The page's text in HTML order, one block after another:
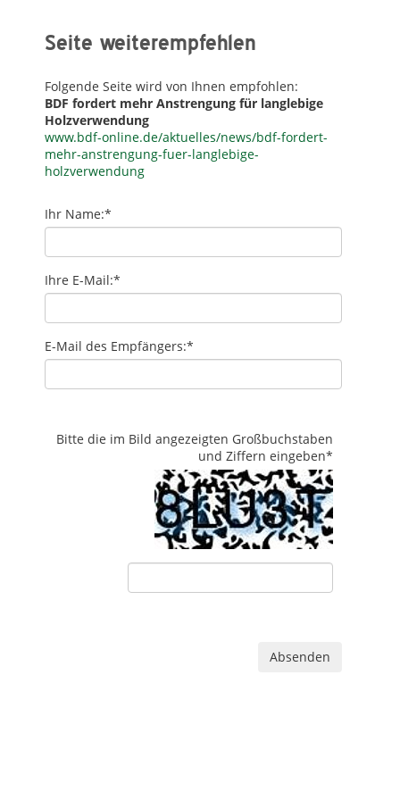
Seite weiterempfehlen
Folgende Seite wird von Ihnen empfohlen:
BDF fordert mehr Anstrengung für langlebige
Holzverwendung
www.bdf-online.de/aktuelles/news/bdf-fordert-
mehr-anstrengung-fuer-langlebige-
holzverwendung
Ihr Name:*
Ihre E-Mail:*
E-Mail des Empfängers:*
Bitte die im Bild angezeigten Großbuchstaben
und Ziffern eingeben*
Absenden